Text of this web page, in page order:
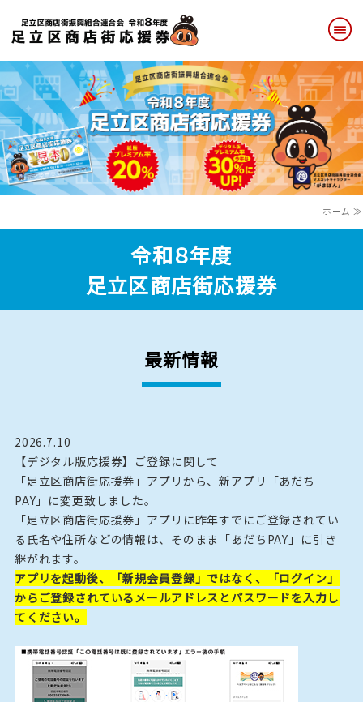
ホーム
紙版応援券
デジタル版応援券
取扱店舗
ホーム ≫
令和８年度
足立区商店街応援券
最新情報
2026.7.10
【デジタル版応援券】ご登録に関して
「足立区商店街応援券」アプリから、新アプリ「あだち
PAY」に変更致しました。
「足立区商店街応援券」アプリに昨年すでにご登録されてい
る氏名や住所などの情報は、そのまま「あだちPAY」に引き
継がれます。
アプリを起動後、「新規会員登録」ではなく、「ログイン」
からご登録されているメールアドレスとパスワードを入力し
てください。